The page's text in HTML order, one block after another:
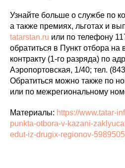
Узнайте больше о службе по
а также премиях, льготах и
tatarstan.ru или по телефону
обратиться в Пункт отбора
контракту (1-го разряда) по
Аэропортовская, 1/40; тел.
Обратиться можно также по
или по межрегиональному
Материалы: https://www.tatar-
punkta-otbora-v-kazani-
edut-iz-drugix-regionov-5989505